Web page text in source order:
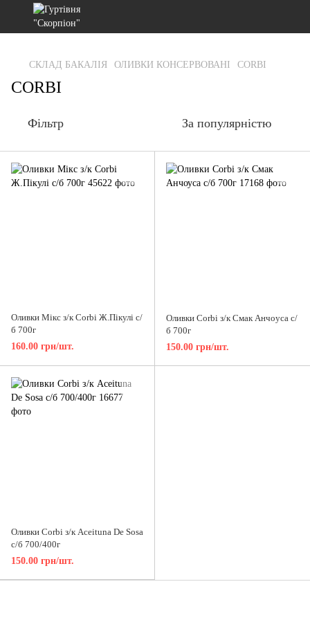
gtag('js', new Date()); gtag('config', 'G-RFXCKGNRF7');
СКЛАД БАКАЛІЯ ОЛИВКИ КОНСЕРВОВАНІ CORBI
CORBI
Фільтр За популярністю
Оливки Мікс з/к Corbi Ж.Пікулі с/
б 700г
160.00 грн/шт.
Оливки Corbi з/к Смак Анчоуса с/
б 700г
150.00 грн/шт.
Оливки Corbi з/к Aceituna De Sosa
с/б 700/400г
150.00 грн/шт.